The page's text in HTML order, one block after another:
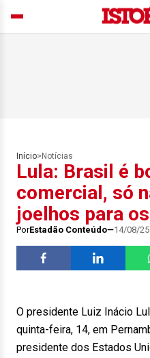
Início> Notícias
Lula: Brasil é
comercial, só
joelhos para
PorEstadão Conteúdo 14/08/
O presidente Luiz Inácio
quinta-feira, 14, em
presidente dos Estados